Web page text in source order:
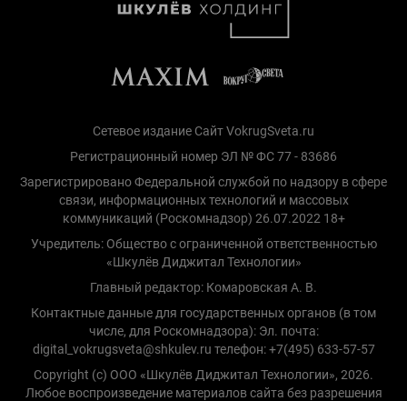
Сетевое издание Сайт VokrugSveta.ru
Регистрационный номер ЭЛ № ФС 77 - 83686
Зарегистрировано Федеральной службой по надзору в сфере
связи, информационных технологий и массовых
коммуникаций (Роскомнадзор) 26.07.2022 18+
Учредитель: Общество с ограниченной ответственностью
«Шкулёв Диджитал Технологии»
Главный редактор: Комаровская А. В.
Контактные данные для государственных органов (в том
числе, для Роскомнадзора): Эл. почта:
digital_vokrugsveta@shkulev.ru телефон: +7(495) 633-57-57
Copyright (с) ООО «Шкулёв Диджитал Технологии», 2026.
Любое воспроизведение материалов сайта без разрешения